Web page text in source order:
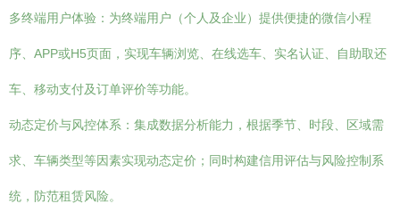
多终端用户体验：为终端用户（个人及企业）提供便捷的微信小程
序、APP或H5页面，实现车辆浏览、在线选车、实名认证、自助取还
车、移动支付及订单评价等功能。
动态定价与风控体系：集成数据分析能力，根据季节、时段、区域需
求、车辆类型等因素实现动态定价；同时构建信用评估与风险控制系
统，防范租赁风险。